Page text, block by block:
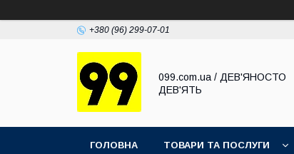
+380 (96) 299-07-01
099.com.ua / ДЕВ'ЯНОСТО
ДЕВ'ЯТЬ
ГОЛОВНА ТОВАРИ ТА ПОСЛУГИ